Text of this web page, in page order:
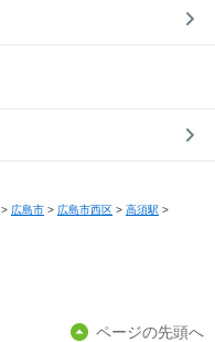
> 広島市 > 広島市西区 > 高須駅 >
ページの先頭へ